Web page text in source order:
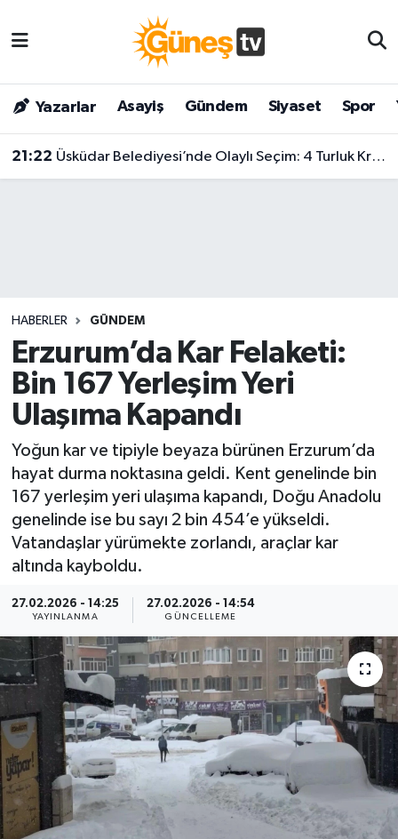
Yazarlar Asayiş Gündem Siyaset Spor
21:22 Üsküdar Belediyesi’nde Olaylı Seçim: 4 Turluk Krizin Ardından Sibel Tan Çetinkaya Kazandı!
HABERLER GÜNDEM
Erzurum’da Kar Felaketi:
Bin 167 Yerleşim Yeri
Ulaşıma Kapandı
Yoğun kar ve tipiyle beyaza bürünen Erzurum’da
hayat durma noktasına geldi. Kent genelinde bin
167 yerleşim yeri ulaşıma kapandı, Doğu Anadolu
genelinde ise bu sayı 2 bin 454’e yükseldi.
Vatandaşlar yürümekte zorlandı, araçlar kar
altında kayboldu.
27.02.2026 - 14:25
YAYINLANMA
27.02.2026 - 14:54
GÜNCELLEME
Bilim & Teknoloji
Dünya
Siyaset
Spor
Yaşam
Malatya Nöbetçi Eczaneler
Malatya Hava Durumu
Malatya Namaz Vakitleri
Son Dakika Haberleri
Haber Arşivi